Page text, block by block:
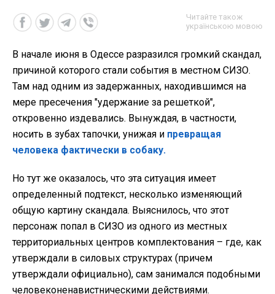
Читайте також
українською мовою
В начале июня в Одессе разразился громкий скандал,
причиной которого стали события в местном СИЗО.
Там над одним из задержанных, находившимся на
мере пресечения "удержание за решеткой",
откровенно издевались. Вынуждая, в частности,
носить в зубах тапочки, унижая и превращая
человека фактически в собаку.
Но тут же оказалось, что эта ситуация имеет
определенный подтекст, несколько изменяющий
общую картину скандала. Выяснилось, что этот
персонаж попал в СИЗО из одного из местных
территориальных центров комплектования – где, как
утверждали в силовых структурах (причем
утверждали официально), сам занимался подобными
человеконенавистническими действиями.